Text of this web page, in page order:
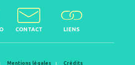
CONTACT LIENS
Mentions légales Crédits